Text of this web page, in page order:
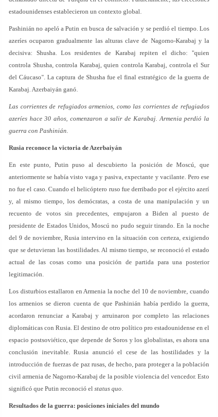
estadounidenses establecieron un contexto global.
Pashinián no apeló a Putin en busca de salvación y se perdió el tiempo. Los
azeríes ocuparon gradualmente las alturas clave de Nagorno-Karabaj y la
decisiva: Shusha. Los residentes de Karabaj repiten el dicho: "quien
controla Shusha, controla Karabaj, quien controla Karabaj, controla el Sur
del Cáucaso". La captura de Shusha fue el final estratégico de la guerra de
Karabaj. Azerbaiyán ganó.
Las corrientes de refugiados armenios, como las corrientes de refugiados
azeríes hace 30 años, comenzaron a salir de Karabaj. Armenia perdió la
guerra con Pashinián.
Rusia reconoce la victoria de Azerbaiyán
En este punto, Putin puso al descubierto la posición de Moscú, que
anteriormente se había visto vaga y pasiva, expectante y vacilante. Pero ese
no fue el caso. Cuando el helicóptero ruso fue derribado por el ejército azerí
y, al mismo tiempo, los demócratas, a costa de una manipulación y un
recuento de votos sin precedentes, empujaron a Biden al puesto de
presidente de Estados Unidos, Moscú no pudo seguir tirando. En la noche
del 9 de noviembre, Rusia intervino en la situación con certeza, exigiendo
que se detuvieran las hostilidades. Al mismo tiempo, se reconoció el estado
actual de las cosas como una posición de partida para una posterior
legitimación.
Los disturbios estallaron en Armenia la noche del 10 de noviembre, cuando
los armenios se dieron cuenta de que Pashinián había perdido la guerra,
acordaron renunciar a Karabaj y arruinaron por completo las relaciones
diplomáticas con Rusia. El destino de otro político pro estadounidense en el
espacio postsoviético, que depende de Soros y los globalistas, es ahora una
conclusión inevitable. Rusia anunció el cese de las hostilidades y la
introducción de fuerzas de paz rusas, de hecho, para proteger a la población
civil armenia de Nagorno-Karabaj de la posible violencia del vencedor. Esto
significó que Putin reconoció el status quo.
Resultados de la guerra: posiciones iniciales del mundo